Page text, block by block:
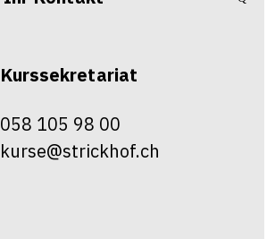
Kurssekretariat
058 105 98 00
kurse@strickhof.ch